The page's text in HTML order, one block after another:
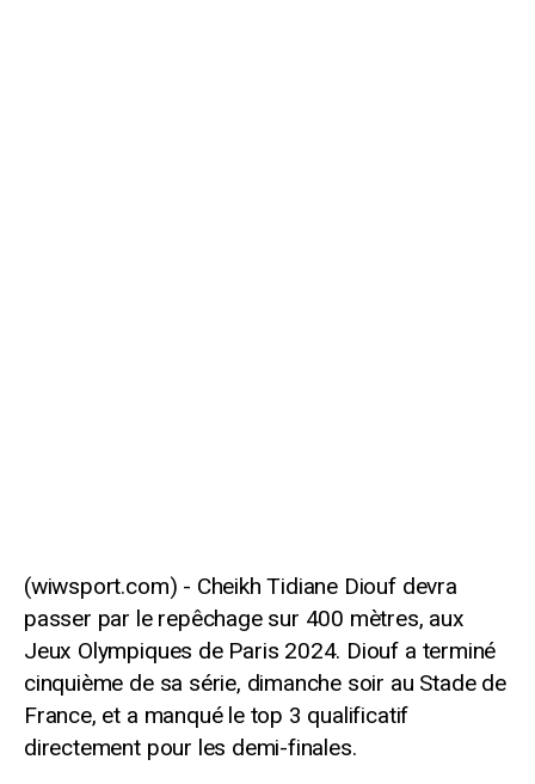
Cheikh Tidiane Diouf devra
passer par le repêchage sur 400 mètres, aux
Jeux Olympiques de Paris 2024. Diouf a terminé
cinquième de sa série, dimanche soir au Stade de
France, et a manqué le top 3 qualificatif
directement pour les demi-finales.